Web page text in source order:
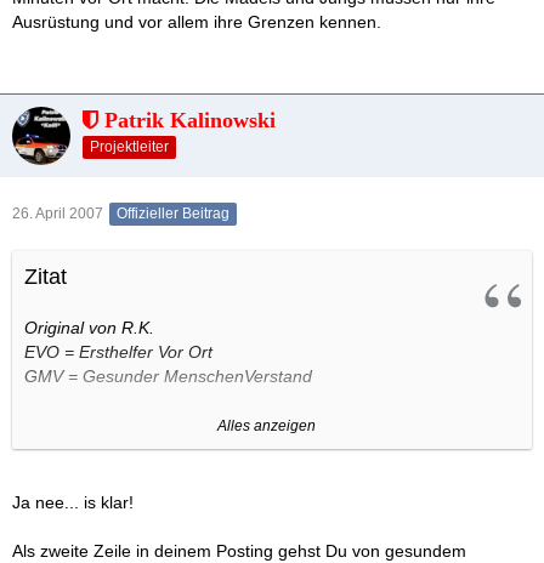
Ausrüstung und vor allem ihre Grenzen kennen.
Patrik Kalinowski
Projektleiter
26. April 2007 Offizieller Beitrag
Zitat
Original von R.K.
EVO = Ersthelfer Vor Ort
GMV = Gesunder MenschenVerstand
Ein KTW kann eher auf einen Patienten treffen bei dem sich das
vorgefundene Bild von dem gemeldeten Bild stark abweicht,
Einsätzen habe dabei aber Personal das wesentlich besser
Kurs.
Alles anzeigen
Ja nee... is klar!
Als zweite Zeile in deinem Posting gehst Du von gesundem